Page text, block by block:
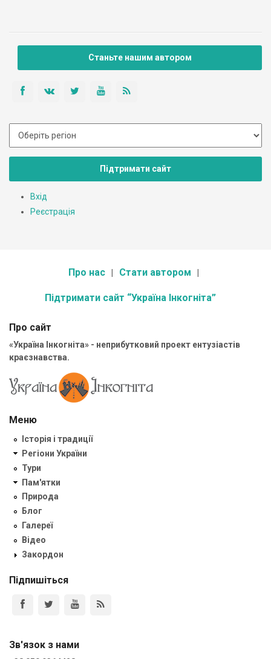
Станьте нашим автором
Підтримати сайт
Вхід
Реєстрація
Про нас Стати автором
Підтримати сайт “Україна Інкогніта”
Про сайт
«Україна Інкогніта» - неприбутковий проект ентузіастів
краєзнавства.
Меню
Історія і традиції
Регіони України
Тури
Пам'ятки
Природа
Блог
Галереї
Відео
Закордон
Підпишіться
Зв'язок з нами